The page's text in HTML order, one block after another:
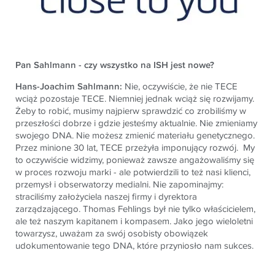
Pan Sahlmann - czy wszystko na ISH jest nowe?
Hans-Joachim Sahlmann: Nie, oczywiście, że nie TECE
wciąż pozostaje TECE. Niemniej jednak wciąż się rozwijamy.
Żeby to robić, musimy najpierw sprawdzić co zrobiliśmy w
przeszłości dobrze i gdzie jesteśmy aktualnie. Nie zmieniamy
swojego DNA. Nie możesz zmienić materiału genetycznego.
Przez minione 30 lat, TECE przeżyła imponujący rozwój. My
to oczywiście widzimy, ponieważ zawsze angażowaliśmy się
w proces rozwoju marki - ale potwierdzili to też nasi klienci,
przemysł i obserwatorzy medialni. Nie zapominajmy:
straciliśmy założyciela naszej firmy i dyrektora
zarządzającego. Thomas Fehlings był nie tylko właścicielem,
ale też naszym kapitanem i kompasem. Jako jego wieloletni
towarzysz, uważam za swój osobisty obowiązek
udokumentowanie tego DNA, które przyniosło nam sukces.